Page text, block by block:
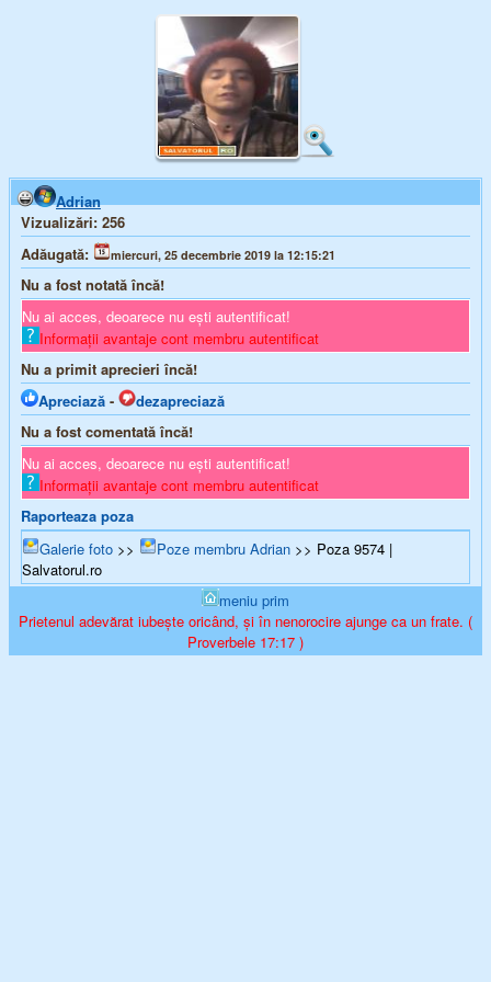
Adrian
Vizualizări: 256
Adăugată:
miercuri, 25 decembrie 2019 la 12:15:21
Nu a fost notată încă!
Nu ai acces, deoarece nu ești autentificat!
Informații avantaje cont membru autentificat
Nu a primit aprecieri încă!
Apreciază -
dezapreciază
Nu a fost comentată încă!
Nu ai acces, deoarece nu ești autentificat!
Informații avantaje cont membru autentificat
Raporteaza poza
Galerie foto >> Poze membru Adrian >> Poza 9574 |
Salvatorul.ro
meniu prim
Prietenul adevărat iubește oricând, și în nenorocire ajunge ca un frate. (
Proverbele 17:17 )